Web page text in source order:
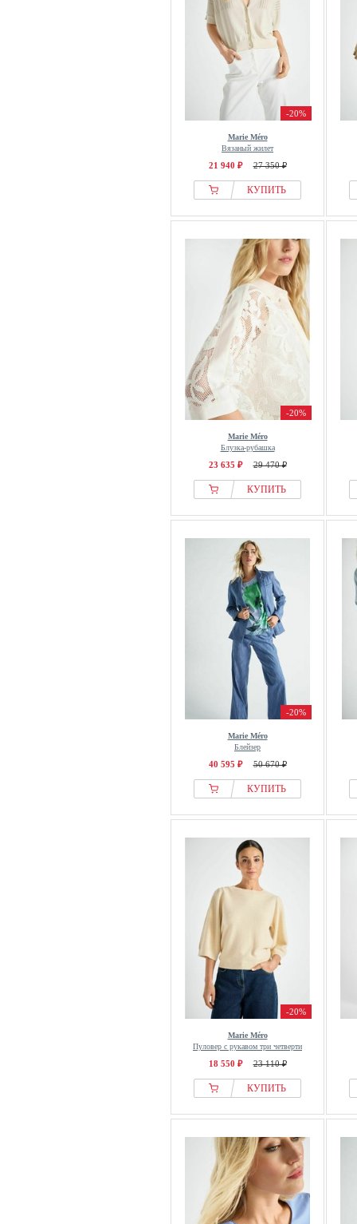
-20%
Marie Méro
Вязаный жилет
21 940 ₽ 27 350 ₽
КУПИТЬ
-20%
Marie Méro
Блузка-рубашка
23 635 ₽ 29 470 ₽
КУПИТЬ
-20%
Marie Méro
Блейзер
40 595 ₽ 50 670 ₽
КУПИТЬ
-20%
Marie Méro
Пуловер с рукавом три четверти
18 550 ₽ 23 110 ₽
КУПИТЬ